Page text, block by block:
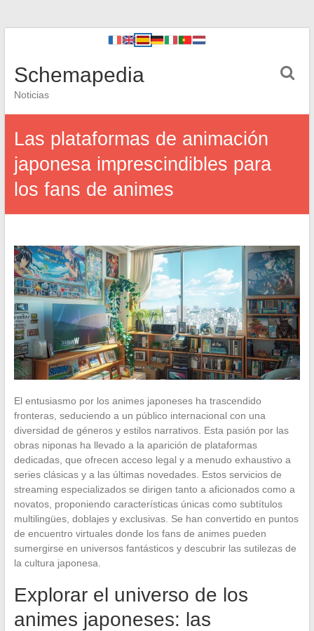
Schemapedia
Noticias
Las plataformas de animación
japonesa imprescindibles para
los fans de animes
El entusiasmo por los animes japoneses ha trascendido
fronteras, seduciendo a un público internacional con una
diversidad de géneros y estilos narrativos. Esta pasión por las
obras niponas ha llevado a la aparición de plataformas
dedicadas, que ofrecen acceso legal y a menudo exhaustivo a
series clásicas y a las últimas novedades. Estos servicios de
streaming especializados se dirigen tanto a aficionados como a
novatos, proponiendo características únicas como subtítulos
multilingües, doblajes y exclusivas. Se han convertido en puntos
de encuentro virtuales donde los fans de animes pueden
sumergirse en universos fantásticos y descubrir las sutilezas de
la cultura japonesa.
Explorar el universo de los
animes japoneses: las